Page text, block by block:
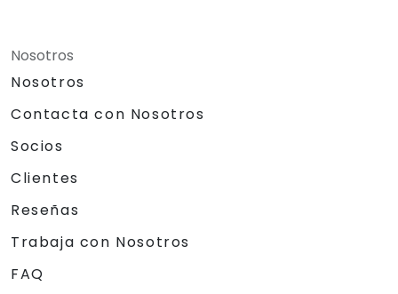
Nosotros
Nosotros
Contacta con Nosotros
Socios
Clientes
Reseñas
Trabaja con Nosotros
FAQ